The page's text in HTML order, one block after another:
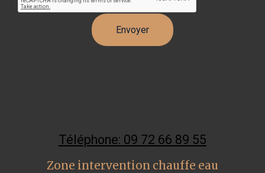
Téléphone: 09 72 66 89 55
Zone intervention chauffe eau